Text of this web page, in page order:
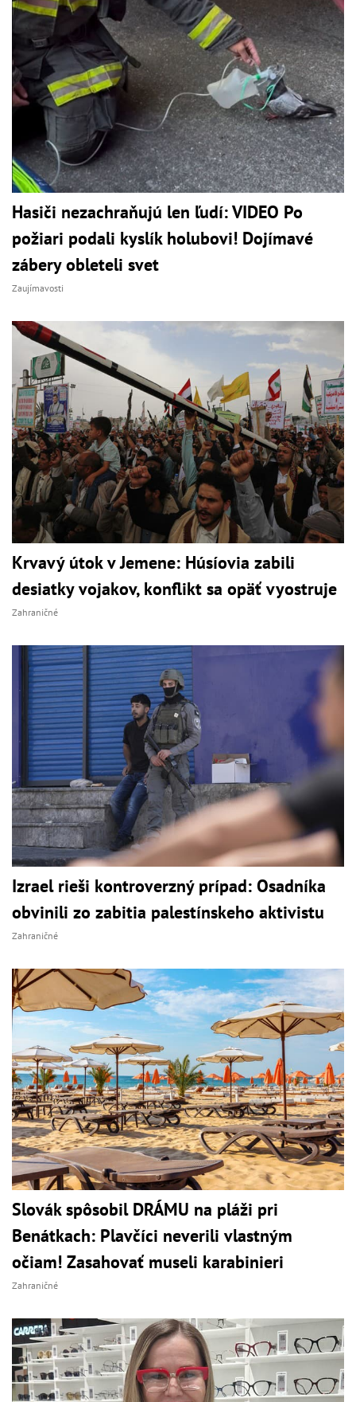
Hasiči nezachraňujú len ľudí: VIDEO Po
požiari podali kyslík holubovi! Dojímavé
zábery obleteli svet
Zaujímavosti
Krvavý útok v Jemene: Húsíovia zabili
desiatky vojakov, konflikt sa opäť vyostruje
Zahraničné
Izrael rieši kontroverzný prípad: Osadníka
obvinili zo zabitia palestínskeho aktivistu
Zahraničné
Slovák spôsobil DRÁMU na pláži pri
Benátkach: Plavčíci neverili vlastným
očiam! Zasahovať museli karabinieri
Zahraničné